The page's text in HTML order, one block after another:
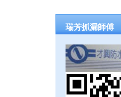
瑞芳抓漏師傅